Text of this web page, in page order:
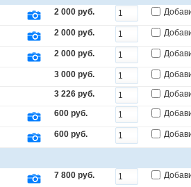
2 000 руб.
2 000 руб.
2 000 руб.
3 000 руб.
3 226 руб.
600 руб.
600 руб.
7 800 руб.